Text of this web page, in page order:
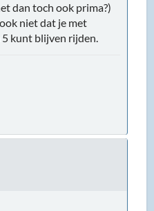
dan toch ook prima?)
niet dat je met
kunt blijven rijden.